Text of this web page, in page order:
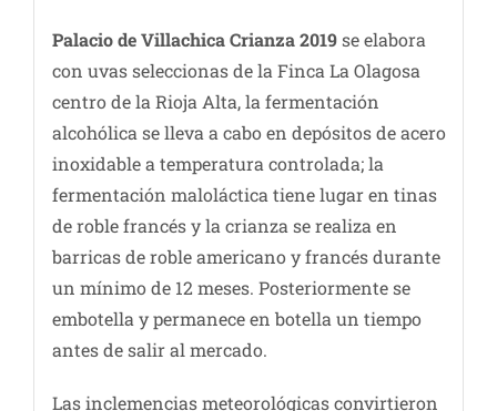
Palacio de Villachica Crianza 2019se elabora
con uvas seleccionas de la Finca La Olagosa
centro de la Rioja Alta, la fermentación
alcohólica se lleva a cabo en depósitos de acero
inoxidable a temperatura controlada; la
fermentación maloláctica tiene lugar en tinas
de roble francés y la crianza se realiza en
barricas de roble americano y francés durante
un mínimo de 12 meses. Posteriormente se
embotella y permanece en botella un tiempo
antes de salir al mercado.
Las inclemencias meteorológicas convirtieron